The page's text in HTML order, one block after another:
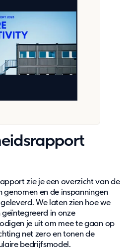
zie je een overzicht van de
genomen en de inspanningen
We laten zien hoe we
in onze
je uit om mee te gaan op
net zero en tonen de
bedrijfsmodel.